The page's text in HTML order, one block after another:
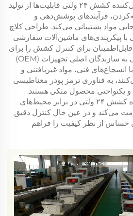
کشش ۲۴ ولتی
قابلیت‌ها از تولید
فرآیندهای پوشش‌دهی و
مواد پشتیبانی می‌کند. طراحی کلاچ
با پیکربندی‌های ماشین‌آلات سفارشی
برای کنترل کشش را برای
طراحی تجهیزات تخصصی به سازندگان اصلی تجهیزات (OEM)
انسجاع‌های فنی، مواد غیربافتنی و
به فناوری ترمز پودر مغناطیسی
و یکنواختی محصول متکی هستند.
۲۴ ولتی
در برابر محیط‌های
می‌کند و در عین حال کنترل دقیق
حساس از نظر کیفیت را فراهم